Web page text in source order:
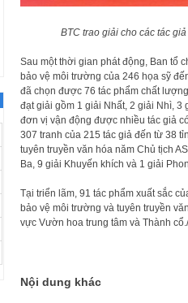
BTC trao giải cho các tác
Sau một thời gian phát động, Ban tổ
bảo vệ môi trường của 246 họa sỹ
đã chọn được 76 tác phẩm chất
đạt giải gồm 1 giải Nhất, 2 giải Nhì, 3
đơn vị vận động được nhiều tác giả
307 tranh của 215 tác giả đến từ 38
tuyên truyền văn hóa năm Chủ tịch
Ba, 9 giải Khuyến khích và 1 giải
Tại triển lãm, 91 tác phẩm xuất sắc
bảo vệ môi trường và tuyên truyền
vực Vườn hoa trung tâm và Thành
Nội dung khác